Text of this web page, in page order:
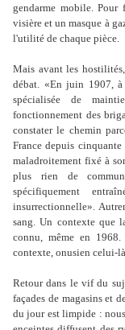
gendarme mobile. Pour
visière et un masque à
l'utilité de chaque pièce.
Mais avant les
débat. «En juin 1907,
spécialisée de
fonctionnement des
constater le chemin
France depuis
maladroitement fixé à
plus rien de
spécifiquement
insurrectionnelle».
sang. Un contexte que
connu, même en
contexte, onusien celui-
Retour dans le vif du
façades de magasins et
du jour est limpide :